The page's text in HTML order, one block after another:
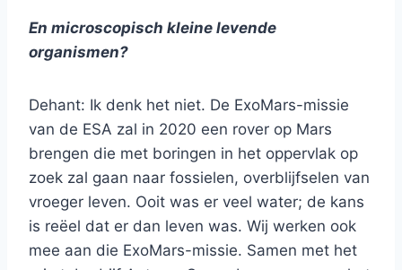
En microscopisch kleine levende
organismen?
Dehant: Ik denk het niet. De ExoMars-missie
van de ESA zal in 2020 een rover op Mars
brengen die met boringen in het oppervlak op
zoek zal gaan naar fossielen, overblijfselen van
vroeger leven. Ooit was er veel water; de kans
is reëel dat er dan leven was. Wij werken ook
mee aan die ExoMars-missie. Samen met het